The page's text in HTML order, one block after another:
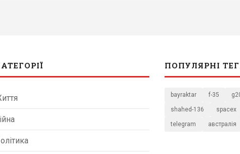
ПОПУЛЯРНІ
bayraktar f-35
shahed-136 spacex
telegram австралія